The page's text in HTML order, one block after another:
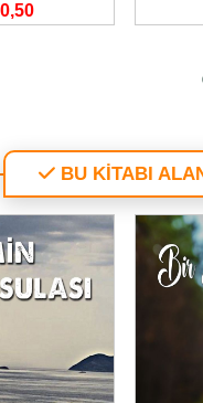
BU KİTABI